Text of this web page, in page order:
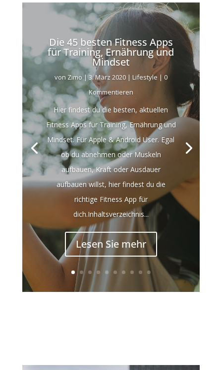
Die 45 besten Fitness Apps
für Training, Ernährung und
Mindset
von Zimo|3. März 2020| Lifestyle | 0
Kommentieren
Hier findest du die besten, aktuellen
Fitness Apps für Training, Ernährung und
Mindset. Für Apple & Android User. Egal
ob du abnehmen oder Muskeln
aufbauen, Kraft oder Ausdauer
aufbauen willst, hier findest du die
richtige Fitness App für
dich.Inhaltsverzeichnis...
Lesen Sie mehr